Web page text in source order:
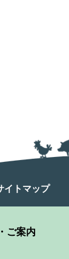
イトマップ
ご案内